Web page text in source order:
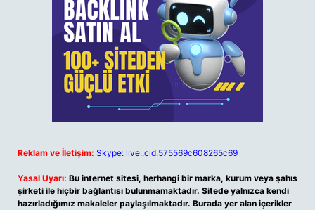
Reklam ve İletişim: Skype: live:.cid.575569c608265c69
Yasal Uyarı: Bu internet sitesi, herhangi bir marka, kurum veya şahıs
şirketi ile hiçbir bağlantısı bulunmamaktadır. Sitede yalnızca kendi
hazırladığımız makaleler paylaşılmaktadır. Burada yer alan içerikler